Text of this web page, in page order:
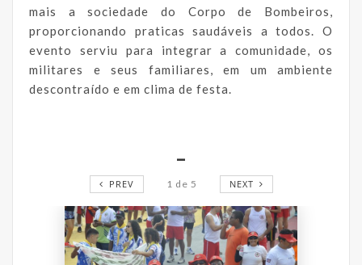
mais a sociedade do Corpo de Bombeiros,
proporcionando praticas saudáveis a todos. O
evento serviu para integrar a comunidade, os
militares e seus familiares, em um ambiente
descontraído e em clima de festa.
PREV 1 de 5 NEXT